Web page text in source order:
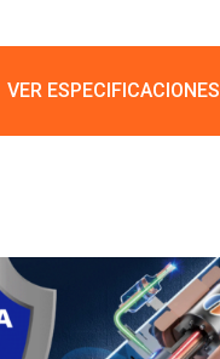
VER ESPECIFICACIONES